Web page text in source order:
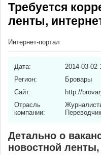
Требуется
ленты,
Интернет-портал
Дата:
2014-03-02
Регион:
Бровары
Сайт:
http://
Отрасль
компании:
Детально о
новостной